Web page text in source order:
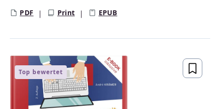
PDF Print EPUB
Top bewertet